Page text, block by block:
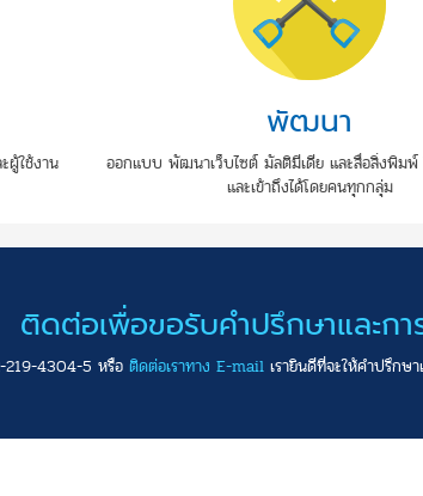
ผู้ใช้งาน
พัฒนา
ออกแบบ พัฒนาเว็บไซต์ มัลติมีเดีย และสื่อสิ่งพิมพ์
และเข้าถึงได้โดยคนทุกกลุ่ม
ติดต่อเพื่อขอรับคำปรึกษาและกา
219-4304-5 หรือ ติดต่อเราทาง E-mail เรายินดีที่จะให้คำปรึก